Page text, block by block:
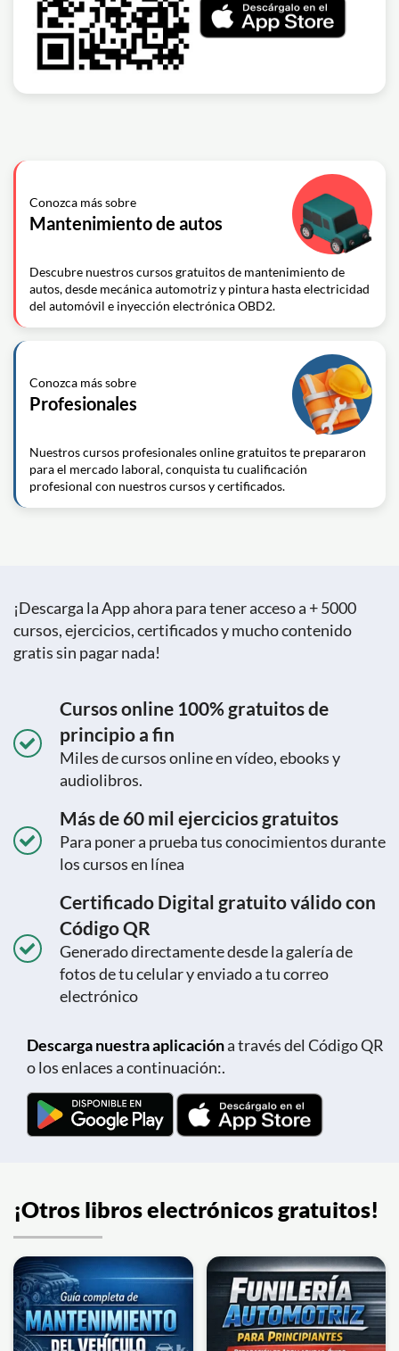
Conozca más sobre
Mantenimiento de autos
Descubre nuestros cursos gratuitos de mantenimiento de
autos, desde mecánica automotriz y pintura hasta electricidad
del automóvil e inyección electrónica OBD2.
Conozca más sobre
Profesionales
Nuestros cursos profesionales online gratuitos te prepararon
para el mercado laboral, conquista tu cualificación
profesional con nuestros cursos y certificados.
¡Descarga la App ahora para tener acceso a + 5000
cursos, ejercicios, certificados y mucho contenido
gratis sin pagar nada!
Cursos online 100% gratuitos de
principio a fin
Miles de cursos online en vídeo, ebooks y
audiolibros.
Más de 60 mil ejercicios gratuitos
Para poner a prueba tus conocimientos durante
los cursos en línea
Certificado Digital gratuito válido con
Código QR
Generado directamente desde la galería de
fotos de tu celular y enviado a tu correo
electrónico
Descarga nuestra aplicacióna través del Código QR
o los enlaces a continuación:.
¡Otros libros electrónicos gratuitos!